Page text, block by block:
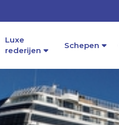
Luxe
rederijen
Schepen